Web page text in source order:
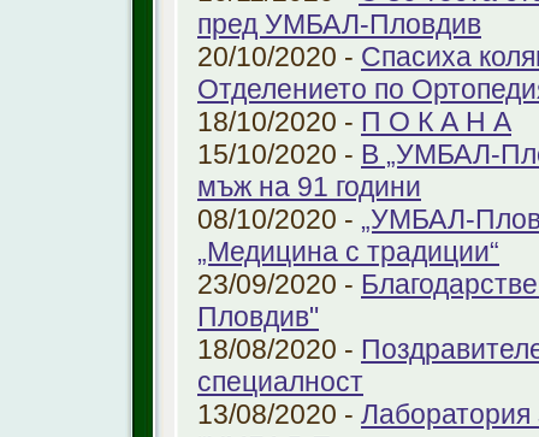
пред УМБАЛ-Пловдив
20/10/2020 - Спасиха
Отделението по
18/10/2020 - П О К А Н А
15/10/2020 - В „УМБАЛ-
мъж на 91 години
08/10/2020 - „УМБАЛ-
„Медицина с традиции“
23/09/2020 -
Пловдив"
18/08/2020 -
специалност
13/08/2020 - Лаборатория